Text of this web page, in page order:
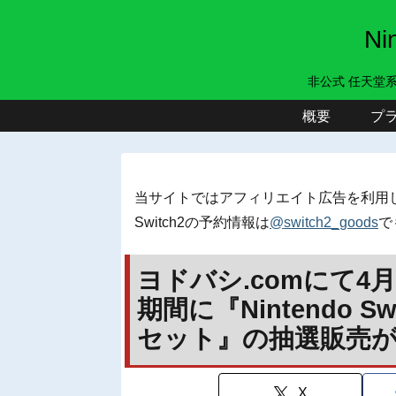
非公式 任天堂
概要 プ
当サイトではアフィリエイト広告を利用
Switch2の予約情報は@switch2_goodsで
ヨドバシ.comにて4
期間に『Nintendo
セット』の抽選販売
X